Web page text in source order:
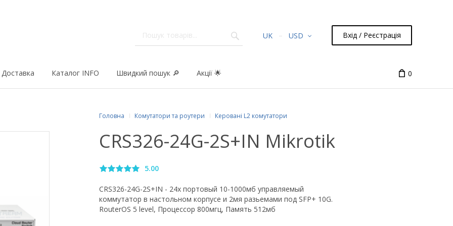
UK USD Вхід / Реєстрація
Доставка Каталог INFO Швидкий пошук 🔎 Акції 🌟 0
Головна Комутатори та роутери Керовані L2 комутатори
CRS326-24G-2S+IN Mikrotik
5.00
CRS326-24G-2S+IN - 24х портовый 10-1000мб управляемый
коммутатор в настольном корпусе и 2мя разьемами под SFP+ 10G.
RouterOS 5 level, Процессор 800мгц, Память 512мб